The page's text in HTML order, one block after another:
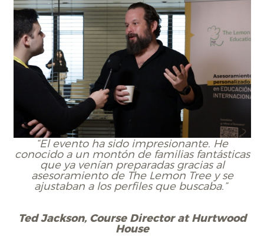
“El evento ha sido impresionante. He
conocido a un montón de familias fantásticas
que ya venían preparadas gracias al
asesoramiento de The Lemon Tree y se
ajustaban a los perfiles que buscaba.”
Ted Jackson, Course Director at Hurtwood
House